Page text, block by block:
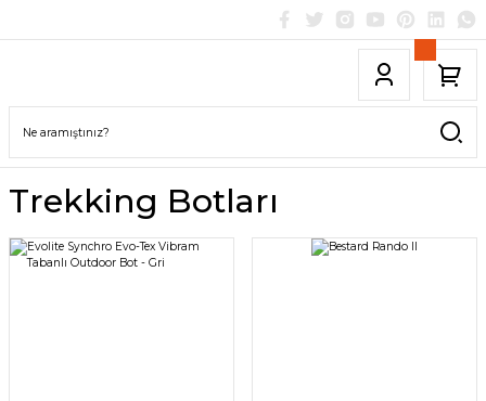
Trekking Botları